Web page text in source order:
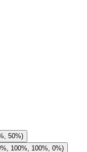
50%)
100%, 100%, 0%)